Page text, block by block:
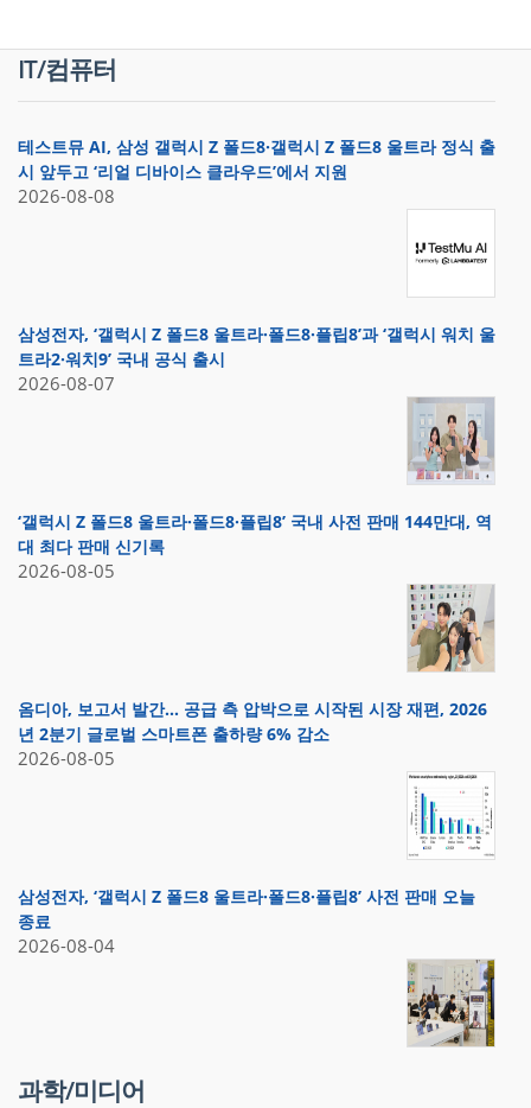
IT/컴퓨터
테스트뮤 AI, 삼성 갤럭시 Z 폴드8·갤럭시 Z 폴드8 울트라 정식 출
시 앞두고 ‘리얼 디바이스 클라우드’에서 지원
2026-08-08
삼성전자, ‘갤럭시 Z 폴드8 울트라·폴드8·플립8’과 ‘갤럭시 워치 울
트라2·워치9’ 국내 공식 출시
2026-08-07
‘갤럭시 Z 폴드8 울트라·폴드8·플립8’ 국내 사전 판매 144만대, 역
대 최다 판매 신기록
2026-08-05
옴디아, 보고서 발간… 공급 측 압박으로 시작된 시장 재편, 2026
년 2분기 글로벌 스마트폰 출하량 6% 감소
2026-08-05
삼성전자, ‘갤럭시 Z 폴드8 울트라·폴드8·플립8’ 사전 판매 오늘
종료
2026-08-04
과학/미디어